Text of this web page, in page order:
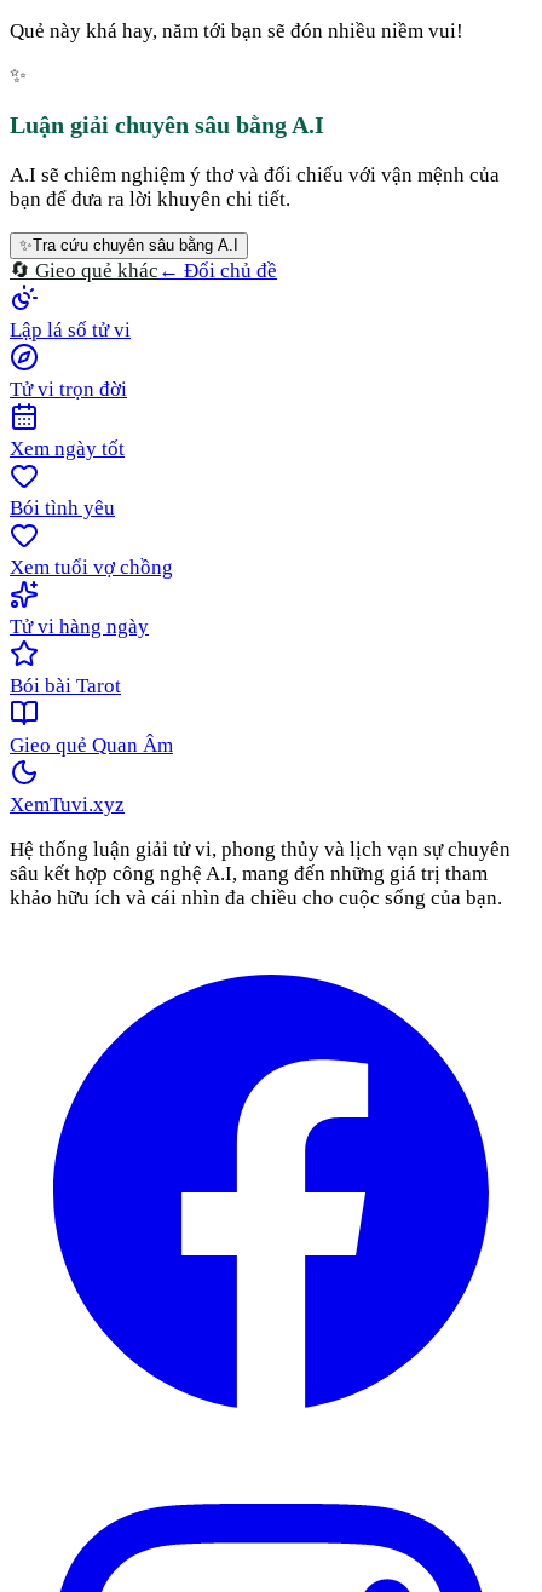
Quẻ này khá hay, năm tới bạn sẽ đón nhiều niềm vui!
✨
Luận giải chuyên sâu bằng A.I
A.I sẽ chiêm nghiệm ý thơ và đối chiếu với vận mệnh của
bạn để đưa ra lời khuyên chi tiết.
✨Tra cứu chuyên sâu bằng A.I
🔄 Gieo quẻ khác ← Đổi chủ đề
Lập lá số tử vi
Tử vi trọn đời
Xem ngày tốt
Bói tình yêu
Xem tuổi vợ chồng
Tử vi hàng ngày
Bói bài Tarot
Gieo quẻ Quan Âm
XemTuvi.xyz
Hệ thống luận giải tử vi, phong thủy và lịch vạn sự chuyên
sâu kết hợp công nghệ A.I, mang đến những giá trị tham
khảo hữu ích và cái nhìn đa chiều cho cuộc sống của bạn.